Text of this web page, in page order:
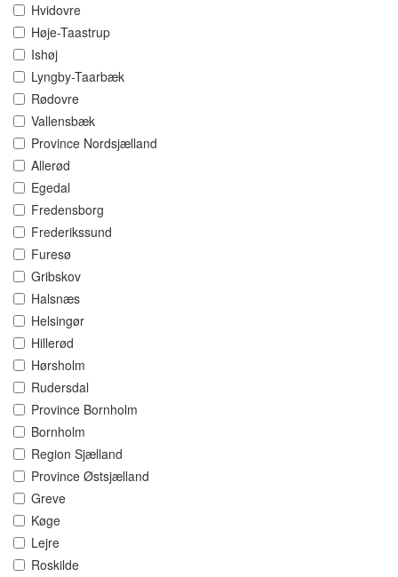
Hvidovre
Høje-Taastrup
Ishøj
Lyngby-Taarbæk
Rødovre
Vallensbæk
Province Nordsjælland
Allerød
Egedal
Fredensborg
Frederikssund
Furesø
Gribskov
Halsnæs
Helsingør
Hillerød
Hørsholm
Rudersdal
Province Bornholm
Bornholm
Region Sjælland
Province Østsjælland
Greve
Køge
Lejre
Roskilde